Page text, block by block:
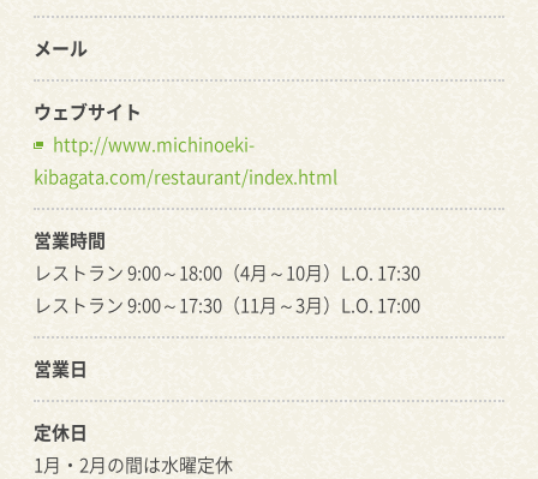
メール
ウェブサイト
http://www.michinoeki-
kibagata.com/restaurant/index.html
営業時間
レストラン 9:00～18:00（4月～10月）L.O. 17:30
レストラン 9:00～17:30（11月～3月）L.O. 17:00
営業日
定休日
1月・2月の間は水曜定休